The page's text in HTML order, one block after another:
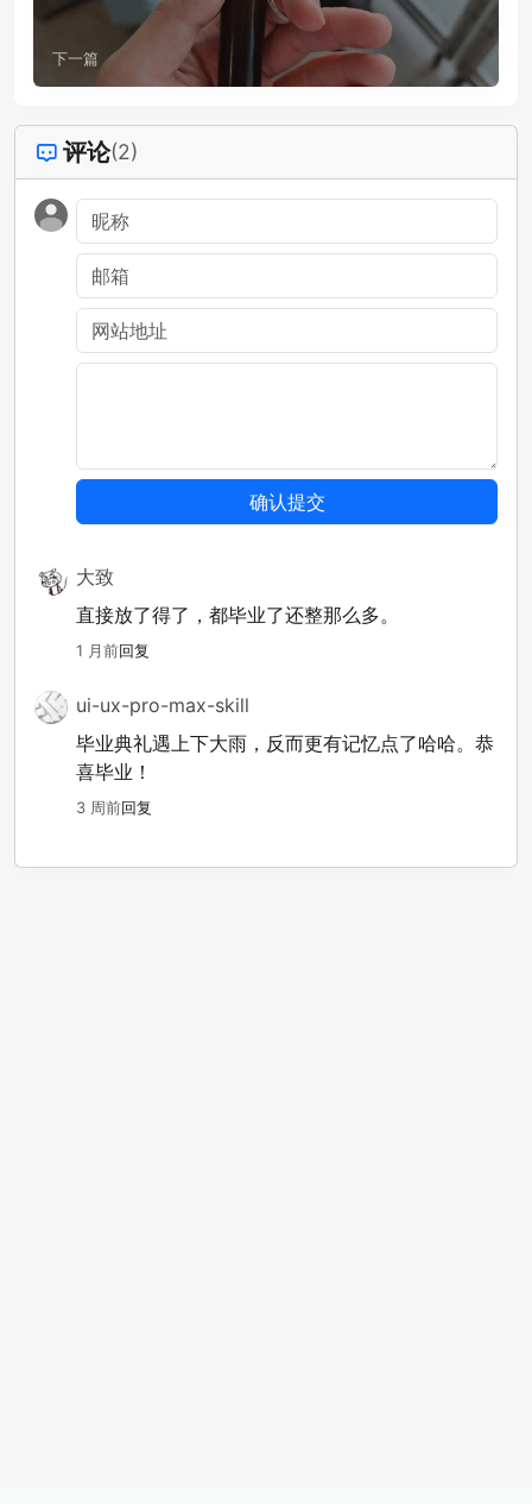
下一篇
评论(2)
大致
直接放了得了，都毕业了还整那么多。
1 月前回复
ui-ux-pro-max-skill
毕业典礼遇上下大雨，反而更有记忆点了哈哈。恭
喜毕业！
3 周前回复